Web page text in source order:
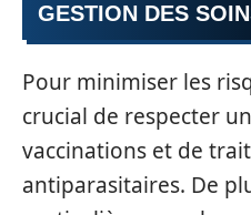
GESTION DES
Pour minimiser les
crucial de respecter
vaccinations et de
antiparasitaires. De